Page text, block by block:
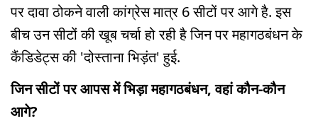
पर दावा ठोकने वाली कांग्रेस मात्र 6 सीटों पर आगे है. इस
बीच उन सीटों की खूब चर्चा हो रही है जिन पर महागठबंधन के
कैंडिडेट्स की 'दोस्ताना भिड़ंत' हुई.
जिन सीटों पर आपस में भिड़ा महागठबंधन, वहां कौन-कौन
आगे?